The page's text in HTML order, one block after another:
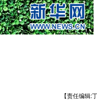
【责任编辑: